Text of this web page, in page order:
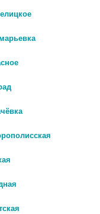
в Публичной
продажей
д. 4, стр. 1
45-38